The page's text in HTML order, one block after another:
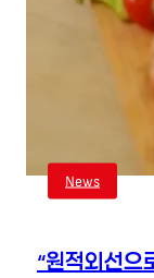
News
“원적외선으